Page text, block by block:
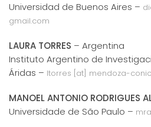
Universidad de Buenos Aires –
gmail.com
LAURA TORRES – Argentina
Instituto Argentino de
Áridas – ltorres [at] mendoza-
MANOEL ANTONIO RODRIGUES
Universidade de São Paulo –